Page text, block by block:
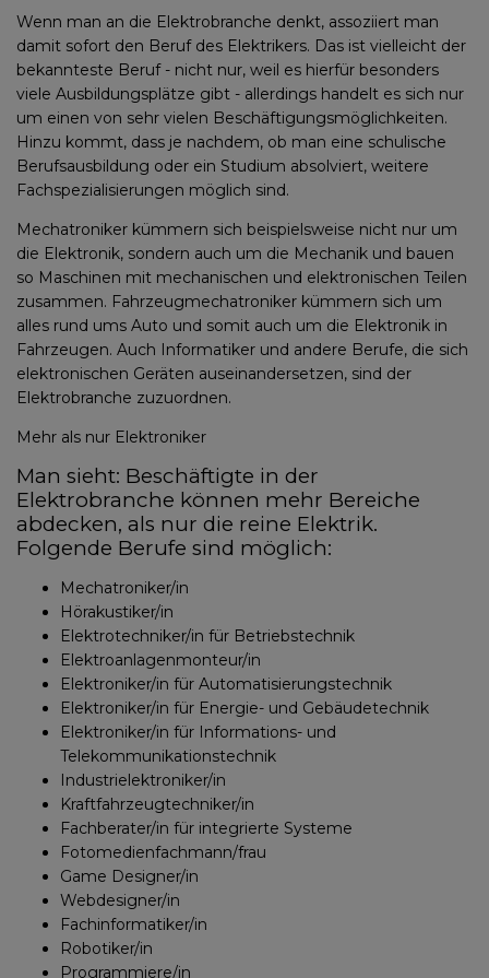
Wenn man an die Elektrobranche denkt, assoziiert man
damit sofort den Beruf des Elektrikers. Das ist vielleicht der
bekannteste Beruf - nicht nur, weil es hierfür besonders
viele Ausbildungsplätze gibt - allerdings handelt es sich nur
um einen von sehr vielen Beschäftigungsmöglichkeiten.
Hinzu kommt, dass je nachdem, ob man eine schulische
Berufsausbildung oder ein Studium absolviert, weitere
Fachspezialisierungen möglich sind.
Mechatroniker kümmern sich beispielsweise nicht nur um
die Elektronik, sondern auch um die Mechanik und bauen
so Maschinen mit mechanischen und elektronischen Teilen
zusammen. Fahrzeugmechatroniker kümmern sich um
alles rund ums Auto und somit auch um die Elektronik in
Fahrzeugen. Auch Informatiker und andere Berufe, die sich
elektronischen Geräten auseinandersetzen, sind der
Elektrobranche zuzuordnen.
Mehr als nur Elektroniker
Man sieht: Beschäftigte in der
Elektrobranche können mehr Bereiche
abdecken, als nur die reine Elektrik.
Folgende Berufe sind möglich:
Mechatroniker/in
Hörakustiker/in
Elektrotechniker/in für Betriebstechnik
Elektroanlagenmonteur/in
Elektroniker/in für Automatisierungstechnik
Elektroniker/in für Energie- und Gebäudetechnik
Elektroniker/in für Informations- und
Telekommunikationstechnik
Industrielektroniker/in
Kraftfahrzeugtechniker/in
Fachberater/in für integrierte Systeme
Fotomedienfachmann/frau
Game Designer/in
Webdesigner/in
Fachinformatiker/in
Robotiker/in
Programmiere/in